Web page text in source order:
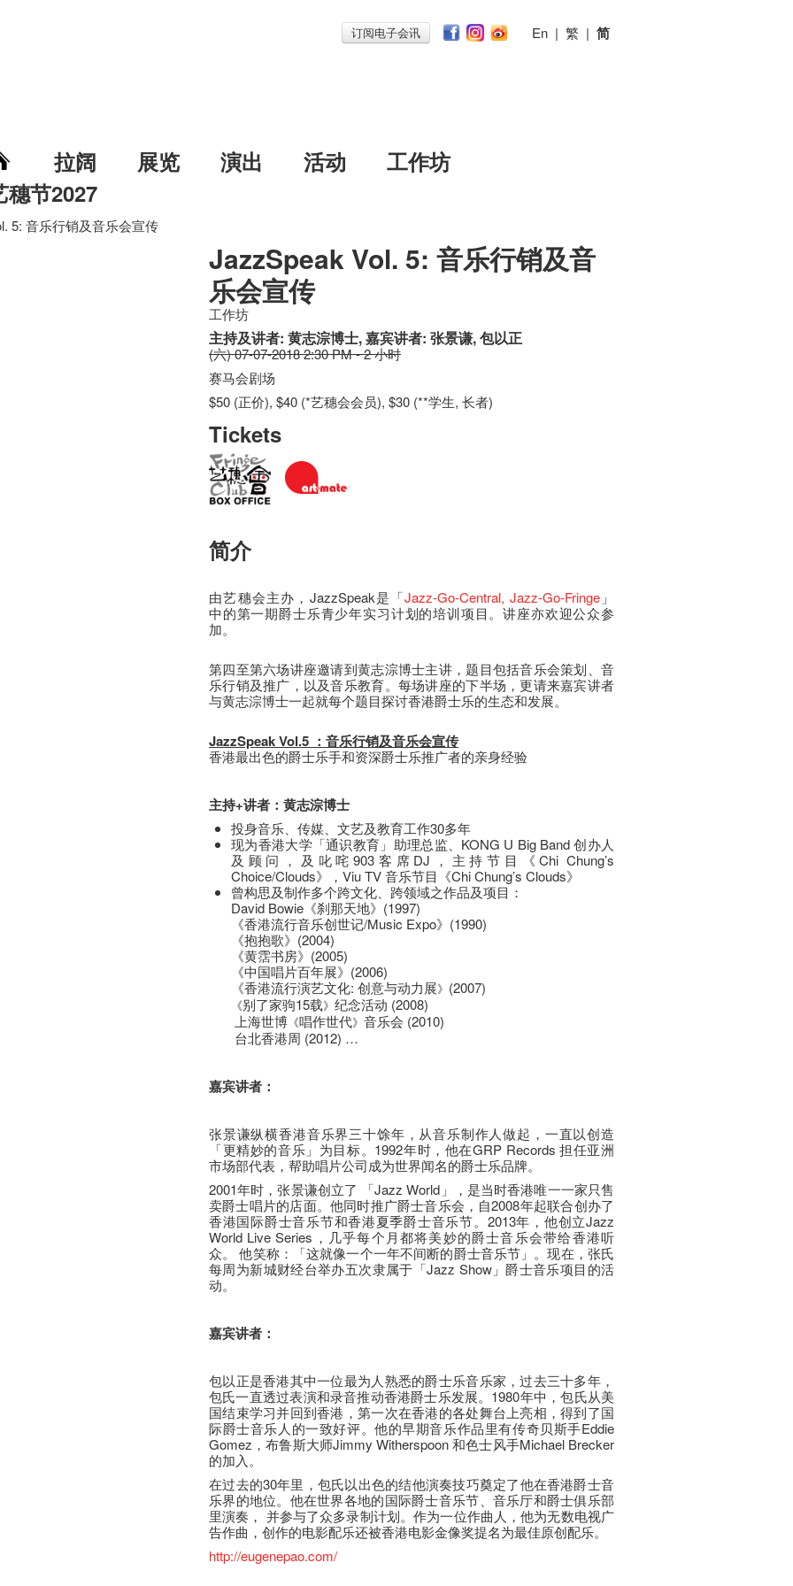
订阅电子会讯 En | 繁 | 简
拉阔 展览 演出 活动
工作坊
穗节2027
5: 音乐行销及音乐会宣传
JazzSpeak Vol. 5: 音乐行销及音
乐会宣传
工作坊
主持及讲者: 黄志淙博士, 嘉宾讲者: 张景谦, 包以正
(六) 07-07-2018 2:30 PM - 2 小时
赛马会剧场
$50 (正价), $40 (*艺穗会会员), $30 (**学生, 长者)
Tickets
简介
由艺穗会主办，JazzSpeak是「Jazz-Go-Central, Jazz-Go-Fringe」
中的第一期爵士乐青少年实习计划的培训项目。讲座亦欢迎公众参
加。
第四至第六场讲座邀请到黄志淙博士主讲，题目包括音乐会策划、音
乐行销及推广，以及音乐教育。每场讲座的下半场，更请来嘉宾讲者
与黄志淙博士一起就每个题目探讨香港爵士乐的生态和发展。
JazzSpeak Vol.5 ：音乐行销及音乐会宣传
香港最出色的爵士乐手和资深爵士乐推广者的亲身经验
主持+讲者：黄志淙博士
投身音乐、传媒、文艺及教育工作30多年
现为香港大学「通识教育」助理总监、KONG U Big Band 创办人
及顾问，及叱咤903客席DJ，主持节目《Chi Chung’s
Choice/Clouds》，Viu TV 音乐节目《Chi Chung’s Clouds》
曾构思及制作多个跨文化、跨领域之作品及项目：
David Bowie《刹那天地》(1997)
《香港流行音乐创世记/Music Expo》(1990)
《抱抱歌》(2004)
《黄霑书房》(2005)
《中国唱片百年展》(2006)
《香港流行演艺文化: 创意与动力展》 (2007)
《别了家驹15载》纪念活动 (2008)
上海世博 《唱作世代》音乐会 (2010)
台北香港周 (2012) …
嘉宾讲者：
张景谦纵横香港音乐界三十馀年，从音乐制作人做起，一直以创造
「更精妙的音乐」为目标。1992年时，他在GRP Records 担任亚洲
市场部代表，帮助唱片公司成为世界闻名的爵士乐品牌。
2001年时，张景谦创立了 「Jazz World」，是当时香港唯一一家只售
卖爵士唱片的店面。他同时推广爵士音乐会，自2008年起联合创办了
香港国际爵士音乐节和香港夏季爵士音乐节。2013年，他创立Jazz
World Live Series，几乎每个月都将美妙的爵士音乐会带给香港听
众。 他笑称：「这就像一个一年不间断的爵士音乐节」。现在，张氏
每周为新城财经台举办五次隶属于「Jazz Show」爵士音乐项目的活
动。
嘉宾讲者：
包以正是香港其中一位最为人熟悉的爵士乐音乐家，过去三十多年，
包氏一直透过表演和录音推动香港爵士乐发展。1980年中，包氏从美
国结束学习并回到香港，第一次在香港的各处舞台上亮相，得到了国
际爵士音乐人的一致好评。他的早期音乐作品里有传奇贝斯手Eddie
Gomez，布鲁斯大师Jimmy Witherspoon 和色士风手Michael Brecker
的加入。
在过去的30年里，包氏以出色的结他演奏技巧奠定了他在香港爵士音
乐界的地位。他在世界各地的国际爵士音乐节、音乐厅和爵士俱乐部
里演奏， 并参与了众多录制计划。作为一位作曲人，他为无数电视广
告作曲，创作的电影配乐还被香港电影金像奖提名为最佳原创配乐。
http://eugenepao.com/